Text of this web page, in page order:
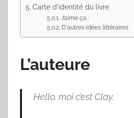
Carte d’identité du livre
J’aime ça :
D'autres idées littéraires
L’auteure
Hello, moi c’est Clay.